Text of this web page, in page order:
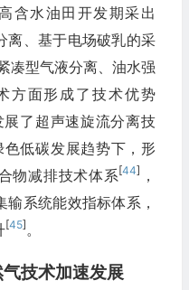
含水油田开发期采出
离、基于电场破乳的采
凑型气液分离、油水强
方面形成了技术优势
了超声速旋流分离技
低碳发展趋势下，形
物减排技术体系[44] ，
系统能效指标体系，
[45] 。
技术加速发展